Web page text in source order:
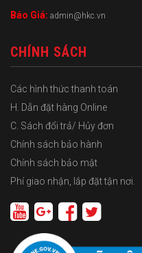
Báo Giá: admin@hkc.vn
CHÍNH SÁCH
Các hình thức thanh toán
H. Dẫn đặt hàng Online
C. Sách đổi trả/ Hủy đơn
Chính sách bảo hành
Chính sách bảo mật
Phí giao nhận, lắp đặt tận nơi.